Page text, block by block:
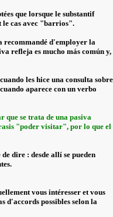
que lorsque le substantif
le cas avec "barrios".
recommandé d'employer la
refleja es mucho más común y,
les hice una consulta sobre
aparece con un verbo
que se trata de una pasiva
"poder visitar", por lo que el
dire : desde allí se pueden
vous intéresser et vous
d'accords possibles selon la